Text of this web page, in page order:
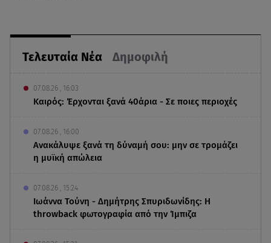
Τελευταία Νέα Δημοφιλή
07.08.26 , 16:03
Καιρός: Έρχονται ξανά 40άρια - Σε ποιες περιοχές
07.08.26 , 16:00
Ανακάλυψε ξανά τη δύναμή σου: μην σε τρομάζει
η μυϊκή απώλεια
07.08.26 , 15:24
Ιωάννα Τούνη - Δημήτρης Σπυριδωνίδης: Η
throwback φωτογραφία από την Ίμπιζα